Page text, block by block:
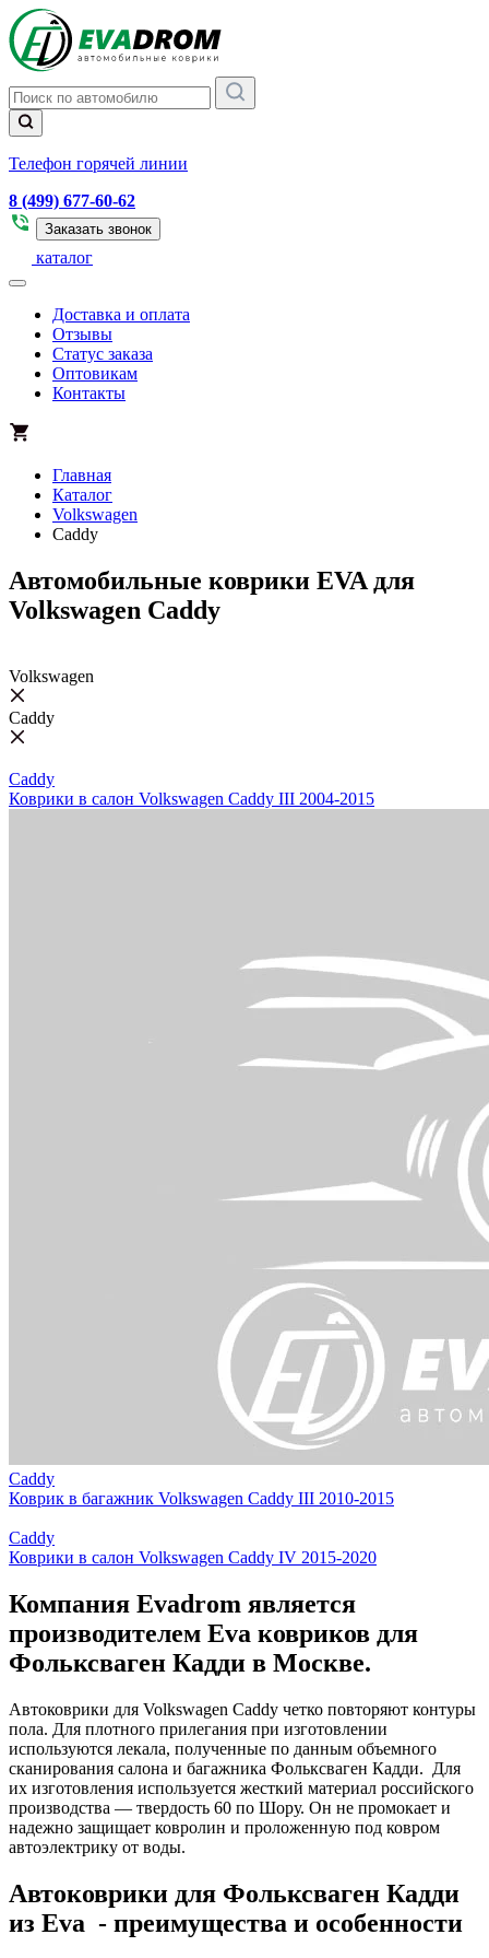
Телефон горячей линии
8 (499) 677-60-62
Заказать звонок
каталог
Доставка и оплата
Отзывы
Статус заказа
Оптовикам
Контакты
Главная
Каталог
Volkswagen
Caddy
Автомобильные коврики EVA для
Volkswagen Caddy
Volkswagen
Caddy
Caddy
Коврики в салон Volkswagen Caddy III 2004-2015
Caddy
Коврик в багажник Volkswagen Caddy III 2010-2015
Caddy
Коврики в салон Volkswagen Caddy IV 2015-2020
Компания Evadrom является
производителем Eva ковриков для
Фольксваген Кадди в Москве.
Автоковрики для Volkswagen Caddy четко повторяют контуры
пола. Для плотного прилегания при изготовлении
используются лекала, полученные по данным объемного
сканирования салона и багажника Фольксваген Кадди. Для
их изготовления используется жесткий материал российского
производства — твердость 60 по Шору. Он не промокает и
надежно защищает ковролин и проложенную под ковром
автоэлектрику от воды.
Автоковрики для Фольксваген Кадди
из Eva - преимущества и особенности